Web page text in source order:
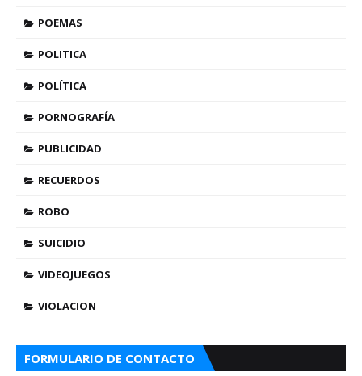
POEMAS
POLITICA
POLÍTICA
PORNOGRAFÍA
PUBLICIDAD
RECUERDOS
ROBO
SUICIDIO
VIDEOJUEGOS
VIOLACION
FORMULARIO DE CONTACTO